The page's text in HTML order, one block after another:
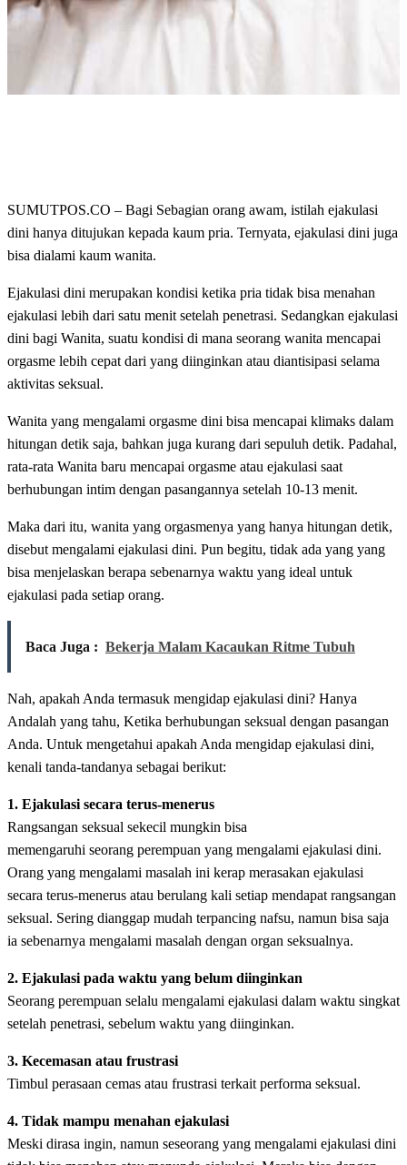
SUMUTPOS.CO – Bagi Sebagian orang awam, istilah ejakulasi
dini hanya ditujukan kepada kaum pria. Ternyata, ejakulasi dini juga
bisa dialami kaum wanita.
Ejakulasi dini merupakan kondisi ketika pria tidak bisa menahan
ejakulasi lebih dari satu menit setelah penetrasi. Sedangkan ejakulasi
dini bagi Wanita, suatu kondisi di mana seorang wanita mencapai
orgasme lebih cepat dari yang diinginkan atau diantisipasi selama
aktivitas seksual.
Wanita yang mengalami orgasme dini bisa mencapai klimaks dalam
hitungan detik saja, bahkan juga kurang dari sepuluh detik. Padahal,
rata-rata Wanita baru mencapai orgasme atau ejakulasi saat
berhubungan intim dengan pasangannya setelah 10-13 menit.
Maka dari itu, wanita yang orgasmenya yang hanya hitungan detik,
disebut mengalami ejakulasi dini. Pun begitu, tidak ada yang yang
bisa menjelaskan berapa sebenarnya waktu yang ideal untuk
ejakulasi pada setiap orang.
Baca Juga : Bekerja Malam Kacaukan Ritme Tubuh
Nah, apakah Anda termasuk mengidap ejakulasi dini? Hanya
Andalah yang tahu, Ketika berhubungan seksual dengan pasangan
Anda. Untuk mengetahui apakah Anda mengidap ejakulasi dini,
kenali tanda-tandanya sebagai berikut:
1. Ejakulasi secara terus-menerus
Rangsangan seksual sekecil mungkin bisa
memengaruhi seorang perempuan yang mengalami ejakulasi dini.
Orang yang mengalami masalah ini kerap merasakan ejakulasi
secara terus-menerus atau berulang kali setiap mendapat rangsangan
seksual. Sering dianggap mudah terpancing nafsu, namun bisa saja
ia sebenarnya mengalami masalah dengan organ seksualnya.
2. Ejakulasi pada waktu yang belum diinginkan
Seorang perempuan selalu mengalami ejakulasi dalam waktu singkat
setelah penetrasi, sebelum waktu yang diinginkan.
3. Kecemasan atau frustrasi
Timbul perasaan cemas atau frustrasi terkait performa seksual.
4. Tidak mampu menahan ejakulasi
Meski dirasa ingin, namun seseorang yang mengalami ejakulasi dini